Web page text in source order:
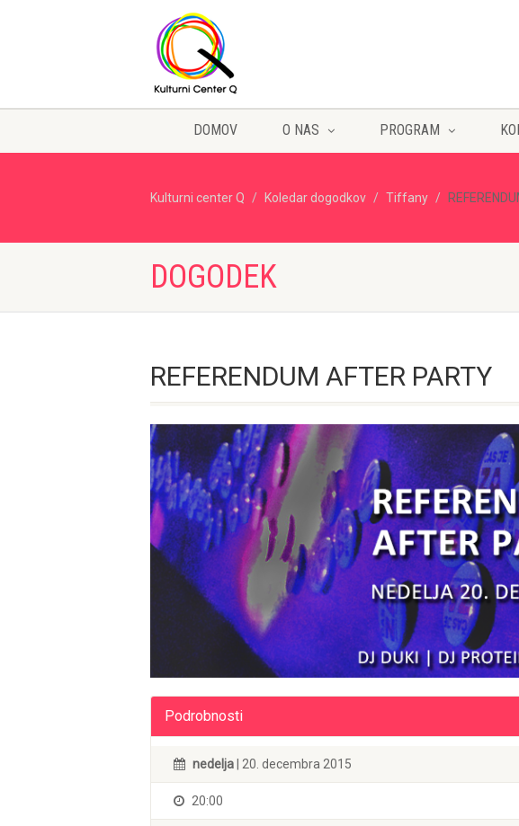
DOMOV O NAS PROGRAM
Kulturni center Q Koledar dogodkov Tiffany
DOGODEK
REFERENDUM AFTER PARTY
Podrobnosti
nedelja | 20. decembra 2015
20:00